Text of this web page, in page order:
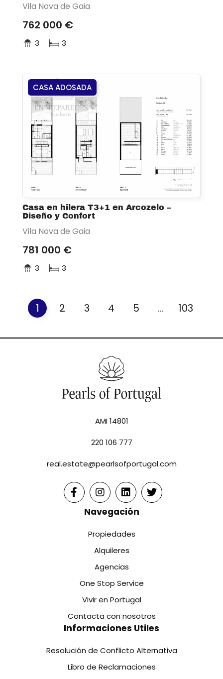
Vila Nova de Gaia
762 000 €
3 3
CASA ADOSADA
Casa en hilera T3+1 en Arcozelo –
Diseño y Confort
Vila Nova de Gaia
781 000 €
3 3
1 2 3 4 5 ... 103
AMI 14801
220 106 777
real.estate@pearlsofportugal.com
Navegación
Propiedades
Alquileres
Agencias
One Stop Service
Vivir en Portugal
Contacta con nosotros
Informaciones Utiles
Resolución de Conflicto Alternativa
Libro de Reclamaciones